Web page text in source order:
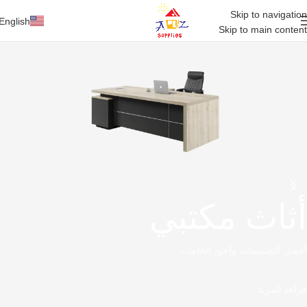
Skip to navigation
Skip to main content